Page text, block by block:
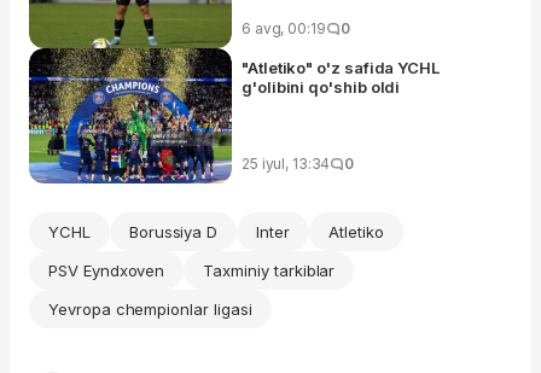
6 avg, 00:19 0
"Atletiko" o'z safida YCHL
g'olibini qo'shib oldi
25 iyul, 13:34 0
YCHL Borussiya D Inter
Atletiko
PSV Eyndxoven
Taxminiy tarkiblar
Yevropa chempionlar ligasi